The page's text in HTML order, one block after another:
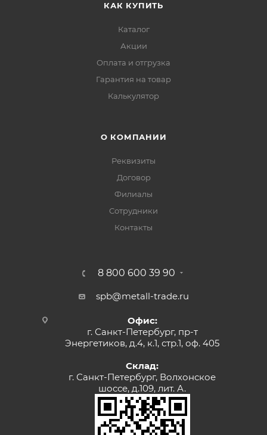
КАК КУПИТЬ
Каталог
Акции
Оплата и отгрузка
Гарантия на товар
Калькулятор
О КОМПАНИИ
Реквизиты
Договор
Филиалы
Сотрудники
Контакты
8 800 600 39 90
spb@metall-trade.ru
Офис:
г. Санкт-Петербург, пр-т
Энергетиков, д.4, к.1, стр.1, оф. 405
Склад:
г. Санкт-Петербург, Волхонское
шоссе, д.109, лит. А.